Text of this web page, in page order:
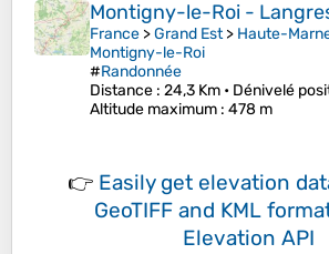
Montigny-le-Roi -
France >Grand Est> Haute-
Montigny-le-Roi
#Randonnée
Distance : 24,3 Km • Dénivelé
Altitude maximum : 478 m
👉 Easily get elevation
GeoTIFF and KML
Elevation API